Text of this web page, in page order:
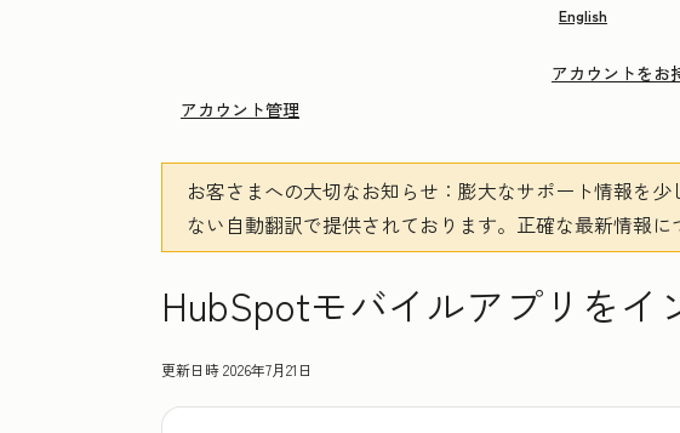
English
アカウントをお
アカウント管理
お客さまへの大切なお知らせ ：膨大なサポート情報を
ない自動翻訳で提供されております。 正確な最新情報に
HubSpotモバイルアプリをイ
更新日時2026年7月21日